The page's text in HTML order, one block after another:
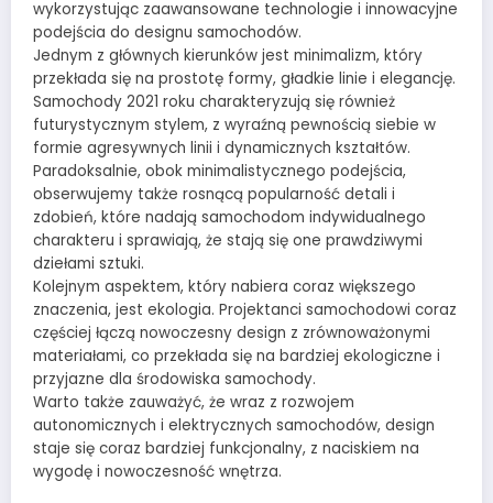
wykorzystując zaawansowane technologie i innowacyjne
podejścia do designu samochodów.
Jednym z głównych kierunków jest minimalizm, który
przekłada się na prostotę formy, gładkie linie i elegancję.
Samochody 2021 roku charakteryzują się również
futurystycznym stylem, z wyraźną pewnością siebie w
formie agresywnych linii i dynamicznych kształtów.
Paradoksalnie, obok minimalistycznego podejścia,
obserwujemy także rosnącą popularność detali i
zdobień, które nadają samochodom indywidualnego
charakteru i sprawiają, że stają się one prawdziwymi
dziełami sztuki.
Kolejnym aspektem, który nabiera coraz większego
znaczenia, jest ekologia. Projektanci samochodowi coraz
częściej łączą nowoczesny design z zrównoważonymi
materiałami, co przekłada się na bardziej ekologiczne i
przyjazne dla środowiska samochody.
Warto także zauważyć, że wraz z rozwojem
autonomicznych i elektrycznych samochodów, design
staje się coraz bardziej funkcjonalny, z naciskiem na
wygodę i nowoczesność wnętrza.